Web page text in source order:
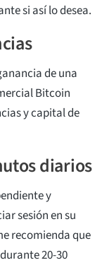
si así lo desea.
de una
Bitcoin
y capital de
diarios
y
sesión en su
recomienda que
20-30